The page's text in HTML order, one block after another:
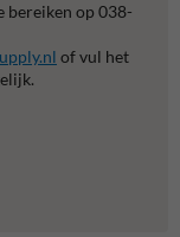
bereiken op 038-
of vul het